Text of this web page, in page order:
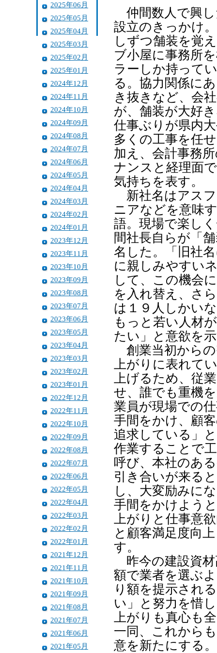
2025年06月
2025年05月
2025年04月
2025年03月
2025年02月
2025年01月
2024年12月
2024年11月
2024年10月
2024年09月
2024年08月
2024年07月
2024年06月
2024年05月
2024年04月
2024年03月
2024年02月
2024年01月
2023年12月
2023年11月
2023年10月
2023年09月
2023年08月
2023年07月
2023年06月
2023年05月
2023年04月
2023年03月
2023年02月
2023年01月
2022年12月
2022年11月
2022年10月
2022年09月
2022年08月
2022年07月
2022年06月
2022年05月
2022年04月
2022年03月
2022年02月
2022年01月
2021年12月
2021年11月
2021年10月
2021年09月
2021年08月
2021年07月
2021年06月
2021年05月
仲間数人で興し
設立のきっかけ
しずつ舗装を覚
ブ小屋に事務所
ラーしか持って
る。協力関係に
き抜きなど、会
が、舗装が大好
仕事ぶりが県内
多くの工事を任
加え、会計事務
ナンスと経理面
気持ちを表す。
新社名はアス
ニアなどを意味
語。現場で楽し
間社長自らが「
名した。「旧社
に親しみやすい
して、この機会
を入れ替え、さ
は１９人しかい
もっと若い人材
たい」と意欲を
創業当初からの
上がりに表れて
上げるため、従
せ、誰でも重機
業員が現場での
手間をかけ、顧
追求している」
作業することで
呼び、本社のあ
引き合いが来る
し、大変励みに
手間をかけよう
上がりと仕事意
と顧客満足度向
す。
昨今の建設資材
額で業者を選ぶ
り額を提示され
い」と努力を惜
上がりも真心も
一同、これから
意を新たにする。